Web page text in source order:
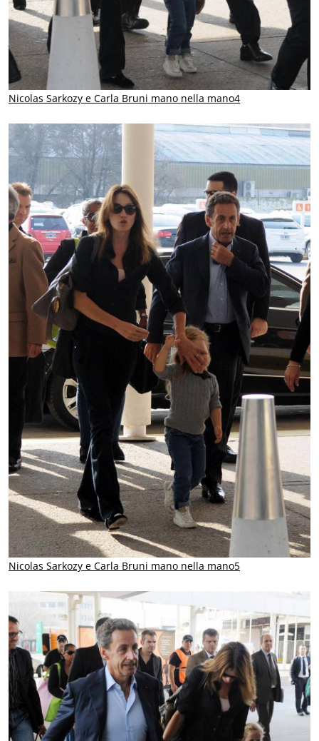
Nicolas Sarkozy e Carla Bruni mano nella mano4
Nicolas Sarkozy e Carla Bruni mano nella mano5